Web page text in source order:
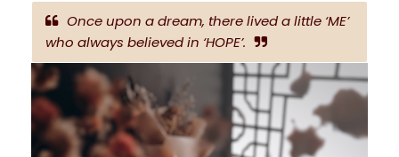
Once upon a dream, there lived a little ‘ME’
who always believed in ‘HOPE’.